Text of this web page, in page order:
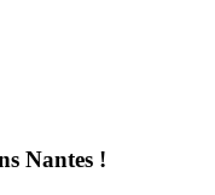
Nantes !